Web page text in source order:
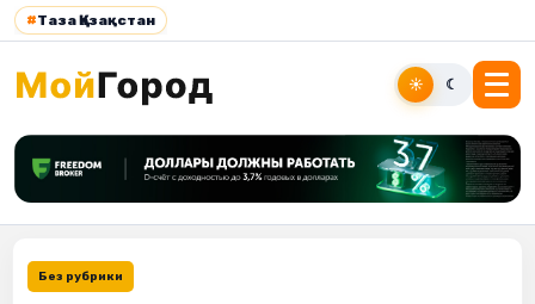
#Таза Қазақстан
☀ ☾
Без рубрики